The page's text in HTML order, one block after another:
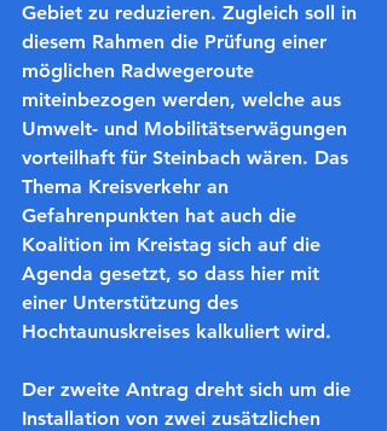
Gebiet zu reduzieren. Zugleich soll in
diesem Rahmen die Prüfung einer
möglichen Radwegeroute
miteinbezogen werden, welche aus
Umwelt- und Mobilitätserwägungen
vorteilhaft für Steinbach wären. Das
Thema Kreisverkehr an
Gefahrenpunkten hat auch die
Koalition im Kreistag sich auf die
Agenda gesetzt, so dass hier mit
einer Unterstützung des
Hochtaunuskreises kalkuliert wird.
Der zweite Antrag dreht sich um die
Installation von zwei zusätzlichen